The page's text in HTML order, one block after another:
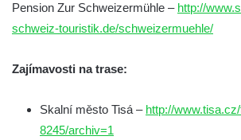
Pension Zur Schweizermühle – http://
schweiz-touristik.de/schweizermuehle/
Zajímavosti na trase:
Skalní město Tisá – http://
8245/archiv=1